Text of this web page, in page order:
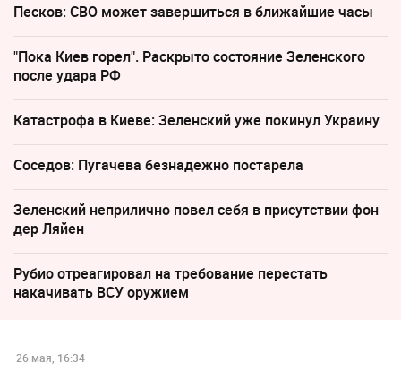
Песков: СВО может завершиться в ближайшие часы
"Пока Киев горел". Раскрыто состояние Зеленского
после удара РФ
Катастрофа в Киеве: Зеленский уже покинул Украину
Соседов: Пугачева безнадежно постарела
Зеленский неприлично повел cебя в присутствии фон
дер Ляйен
Рубио отреагировал на требование перестать
накачивать ВСУ оружием
26 мая, 16:34